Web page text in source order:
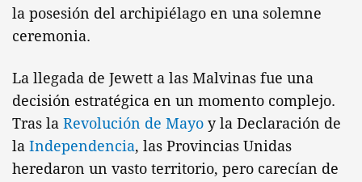
la posesión del archipiélago en una solemne
ceremonia.
La llegada de Jewett a las Malvinas fue una
decisión estratégica en un momento complejo.
Tras la Revolución de Mayo y la Declaración de
la Independencia, las Provincias Unidas
heredaron un vasto territorio, pero carecían de